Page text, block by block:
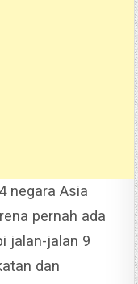
negara Asia
pernah ada
jalan-jalan 9
dan